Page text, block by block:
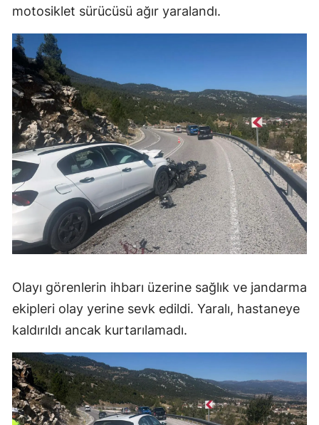
motosiklet sürücüsü ağır yaralandı.
Olayı görenlerin ihbarı üzerine sağlık ve jandarma
ekipleri olay yerine sevk edildi. Yaralı, hastaneye
kaldırıldı ancak kurtarılamadı.